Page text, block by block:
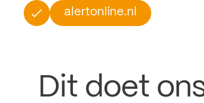
alertonline.nl
Dit doet